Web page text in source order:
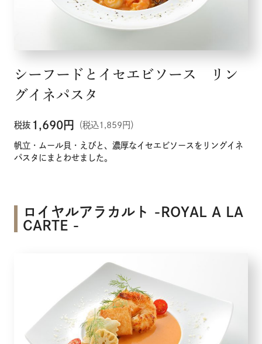
シーフードとイセエビソース リン
グイネパスタ
税抜 1,690円 （税込1,859円）
帆立・ムール貝・えびと、濃厚なイセエビソースをリングイネ
パスタにまとわせました。
ロイヤルアラカルト -ROYAL A LA
CARTE -